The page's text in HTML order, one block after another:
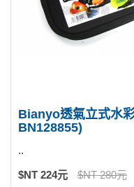
Bianyo透氣立式水
BN128855)
..
$NT 224元 $NT 280元